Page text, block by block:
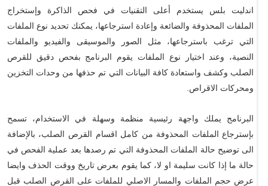
اندليت بلس يستخدم أعلى التقنيات في فحص الذاكرة وإستخراج
الملفات المحذوفة والضائعة وإعادة استرجاعها، يمكنك تحديد نوع الملفات
التي ترغب باسترجاعها، مثل الصور والموسيقى والفيديو والملفات
النصية، وعند اختيار نوع الملفات يقوم البرنامج بفحص دقيق للقرص
الصلب وكشف واستعادة كافة البيانات التي تم حذفها من وحدات التخزين
ومحركات الاقراص.
البرنامج يملك واجهة رئيسية منظمة وسهلة في الاستخدام، تسمح
بإسترجاع الملفات المحذوفة من كامل اقسام القرص الصلب، بالإضافة
الى توضيح حالة الملفات المحذوفة التي تم رصدها بعد عملية الفحص في
حالة ما إذا كانت سليمة او لا، كما يقوم بعرض تاريخ ووقت الحذف وايضا
عرض حجم الملفات والمسار الاصلي للملفات على القرص الصلب قبل